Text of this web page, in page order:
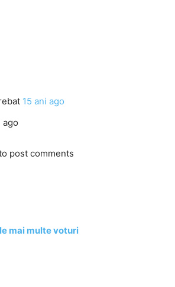
15 ani ago
ago
post comments
mai multe voturi